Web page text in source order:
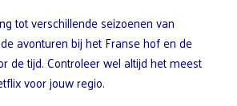
tot verschillende seizoenen van
avonturen bij het Franse hof en de
de tijd. Controleer wel altijd het meest
voor jouw regio.